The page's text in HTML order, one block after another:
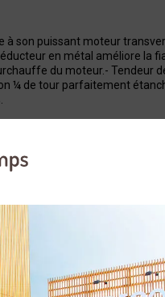
son puissant moteur
en métal améliore la
du moteur.- Tendeur
¼ de tour parfaitement